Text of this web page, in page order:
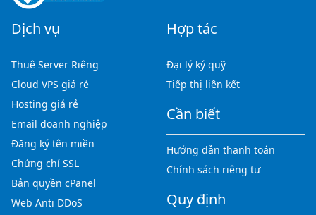
Dịch vụ
Thuê Server Riêng
Cloud VPS giá rẻ
Hosting giá rẻ
Email doanh nghiệp
Đăng ký tên miền
Chứng chỉ SSL
Bản quyền cPanel
Web Anti DDoS
Hợp tác
Đại lý ký quỹ
Tiếp thị liên kết
Cần biết
Hướng dẫn thanh toán
Chính sách riêng tư
Quy định